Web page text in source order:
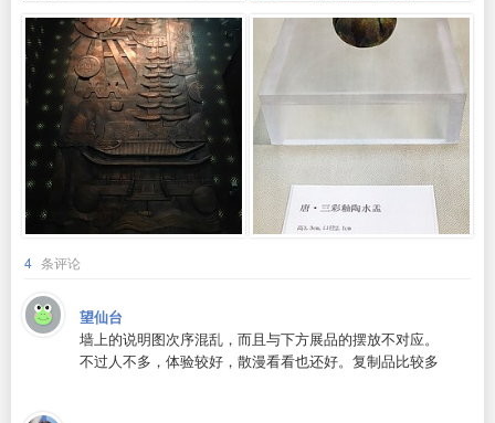
4 条评论
望仙台
墙上的说明图次序混乱，而且与下方展品的摆放不对应。
不过人不多，体验较好，散漫看看也还好。复制品比较多